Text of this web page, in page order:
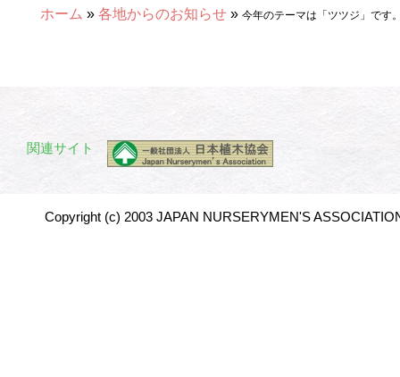
ホーム » 各地からのお知らせ » 今年のテーマは「ツツジ」です
関連サイト
Copyright (c) 2003 JAPAN NURSERYMEN'S